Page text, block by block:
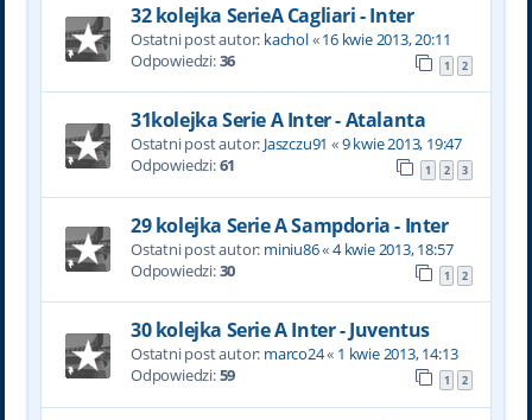
32 kolejka SerieA Cagliari - Inter
Ostatni post autor: kachol«16 kwie 2013, 20:11
Odpowiedzi:36 1 2
31kolejka Serie A Inter - Atalanta
Ostatni post autor: Jaszczu91 «9 kwie 2013, 19:47
Odpowiedzi:61 1 2 3
29 kolejka Serie A Sampdoria - Inter
Ostatni post autor: miniu86«4 kwie 2013, 18:57
Odpowiedzi:30 1 2
30 kolejka Serie A Inter - Juventus
Ostatni post autor: marco24« 1 kwie 2013, 14:13
Odpowiedzi:59 1 2